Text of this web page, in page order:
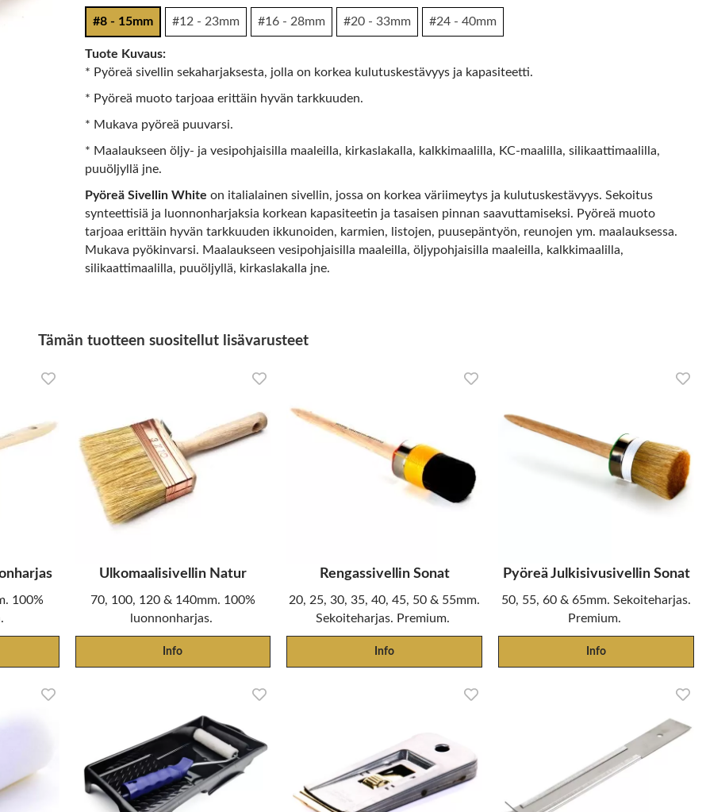
#8 - 15mm #12 - 23mm #16 - 28mm #20 - 33mm #24 - 40mm
Tuote Kuvaus:
* Pyöreä sivellin sekaharjaksesta, jolla on korkea kulutuskestävyys ja kapasiteetti.
* Pyöreä muoto tarjoaa erittäin hyvän tarkkuuden.
* Mukava pyöreä puuvarsi.
* Maalaukseen öljy- ja vesipohjaisilla maaleilla, kirkaslakalla, kalkkimaalilla, KC-maalilla, silikaattimaalilla,
puuöljyllä jne.
Pyöreä Sivellin White on italialainen sivellin, jossa on korkea väriimeytys ja kulutuskestävyys. Sekoitus
synteettisiä ja luonnonharjaksia korkean kapasiteetin ja tasaisen pinnan saavuttamiseksi. Pyöreä muoto
tarjoaa erittäin hyvän tarkkuuden ikkunoiden, karmien, listojen, puusepäntyön, reunojen ym. maalauksessa.
Mukava pyökinvarsi. Maalaukseen vesipohjaisilla maaleilla, öljypohjaisilla maaleilla, kalkkimaalilla,
silikaattimaalilla, puuöljyllä, kirkaslakalla jne.
Tämän tuotteen suositellut lisävarusteet
100%
Ulkomaalisivellin Natur
70, 100, 120 & 140mm. 100%
luonnonharjas.
Info
Rengassivellin Sonat
20, 25, 30, 35, 40, 45, 50 & 55mm.
Sekoiteharjas. Premium.
Info
Pyöreä Julkisivusivellin Sonat
50, 55, 60 & 65mm. Sekoiteharjas.
Premium.
Info